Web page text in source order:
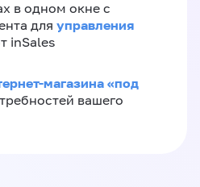
в одном окне с
для управления
inSales
магазина «под
вашего